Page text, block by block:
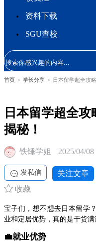
资料下载
SGU查校
首页 > 学长分享 > 日本留学超全攻
日本留学超全
揭秘！
铁锤学姐 2025/04/08
发私信 关注文章
收藏
宝子们，想不想去日本留学
业和定居优势，真的是干货满
💼就业优势